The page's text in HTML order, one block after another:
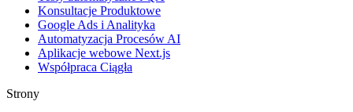
Konsultacje Produktowe
Google Ads i Analityka
Automatyzacja Procesów AI
Aplikacje webowe Next.js
Współpraca Ciągła
Strony